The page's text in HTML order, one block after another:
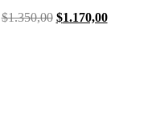
$1.350,00 $1.170,00